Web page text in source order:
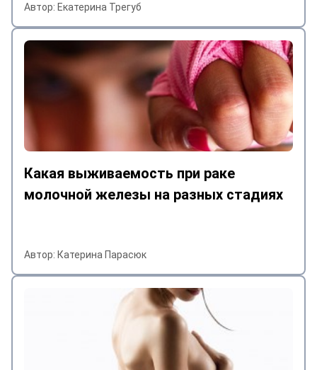
Автор: Екатерина Трегуб
Какая выживаемость при раке
молочной железы на разных стадиях
Автор: Катерина Парасюк